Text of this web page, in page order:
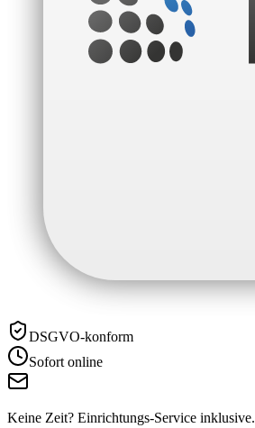
DSGVO-konform
Sofort online
Keine Zeit? Einrichtungs-Service inklusive.